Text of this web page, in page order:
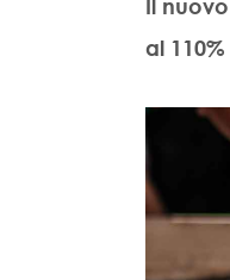
Il nuovo
al 110%